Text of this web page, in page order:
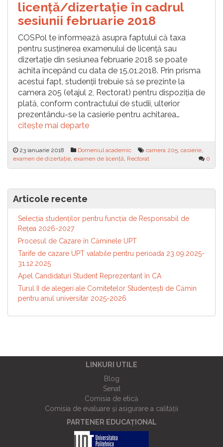
licență/dizertație în cadrul
sesiunii februarie 2018
COSPol te informează asupra faptului că taxa
pentru susținerea examenului de licență sau
dizertație din sesiunea februarie 2018 se poate
achita începând cu data de 15.01.2018. Prin prisma
acestui fapt, studenții trebuie să se prezinte la
camera 205 (etajul 2, Rectorat) pentru dispoziția de
plată, conform contractului de studii, ulterior
prezentându-se la casierie pentru achitarea…
citește mai departe
23 ianuarie 2018 Domeniul academic camera 205 casierie
examen de dizertație examen de licență Rectorat 0
Articole recente
Selecția studenților pentru funcția de Responsabil de
Reţea 2026-2027
Procesul de Cazare în Căminele UPT
Tarife de cazare UPT valabile pentru perioada 23.09.2025-
31.12.2025
Apel Candidaturi Student Reprezentant în CA
Turul II de alegeri ale Comitetelor Studențești de Cămin
pentru anul universitar 2025-2026
LINKURI UTILE
Blog
Senat
Comisia de etică
Comisia de evaluare și asigurare a calității
PARTENER EDUCAȚIONAL